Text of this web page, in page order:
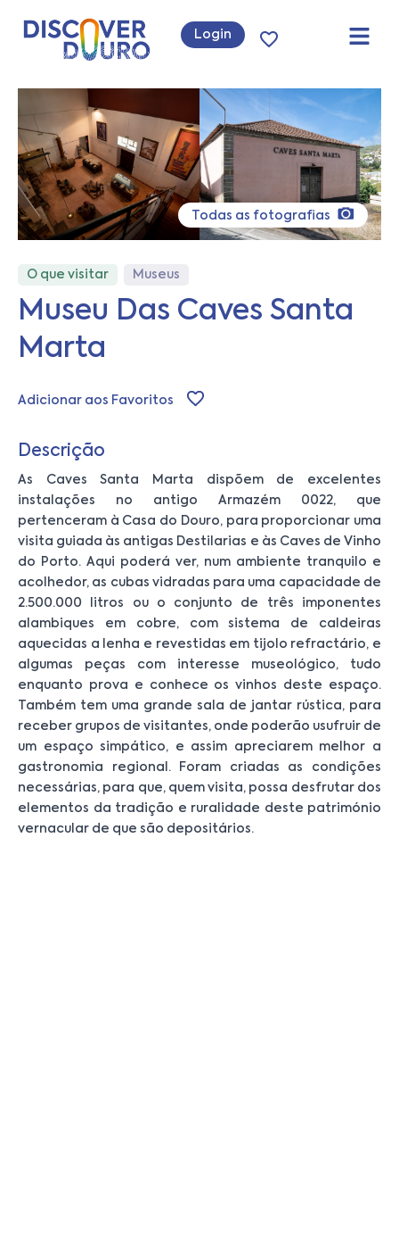
Login
Todas as fotografias
O que visitar Museus
Museu Das Caves Santa
Marta
Adicionar aos Favoritos
Descrição
As Caves Santa Marta dispõem de excelentes
instalações no antigo Armazém 0022, que
pertenceram à Casa do Douro, para proporcionar uma
visita guiada às antigas Destilarias e às Caves de Vinho
do Porto. Aqui poderá ver, num ambiente tranquilo e
acolhedor, as cubas vidradas para uma capacidade de
2.500.000 litros ou o conjunto de três imponentes
alambiques em cobre, com sistema de caldeiras
aquecidas a lenha e revestidas em tijolo refractário, e
algumas peças com interesse museológico, tudo
enquanto prova e conhece os vinhos deste espaço.
Também tem uma grande sala de jantar rústica, para
receber grupos de visitantes, onde poderão usufruir de
um espaço simpático, e assim apreciarem melhor a
gastronomia regional. Foram criadas as condições
necessárias, para que, quem visita, possa desfrutar dos
elementos da tradição e ruralidade deste património
vernacular de que são depositários.